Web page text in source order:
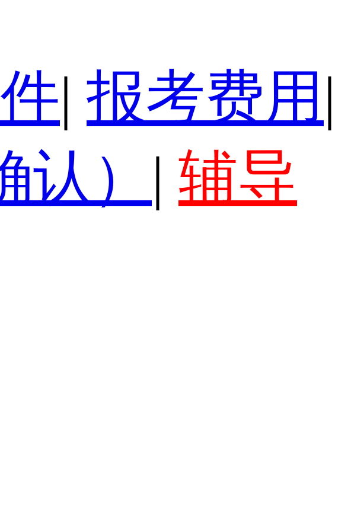
| 报考费用 |
） | 辅导